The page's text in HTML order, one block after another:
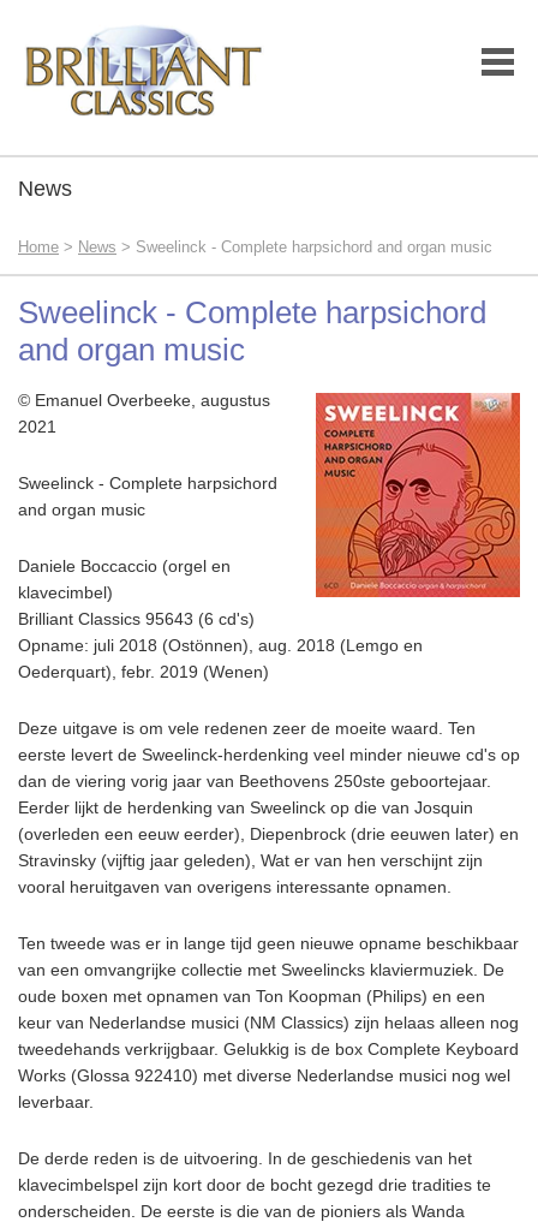
News
Home > News > Sweelinck - Complete harpsichord and organ music
Sweelinck - Complete harpsichord
and organ music
© Emanuel Overbeeke, augustus
2021
Sweelinck - Complete harpsichord
and organ music
Daniele Boccaccio (orgel en
klavecimbel)
Brilliant Classics 95643 (6 cd's)
Opname: juli 2018 (Ostönnen), aug. 2018 (Lemgo en
Oederquart), febr. 2019 (Wenen)
Deze uitgave is om vele redenen zeer de moeite waard. Ten
eerste levert de Sweelinck-herdenking veel minder nieuwe cd's op
dan de viering vorig jaar van Beethovens 250ste geboortejaar.
Eerder lijkt de herdenking van Sweelinck op die van Josquin
(overleden een eeuw eerder), Diepenbrock (drie eeuwen later) en
Stravinsky (vijftig jaar geleden), Wat er van hen verschijnt zijn
vooral heruitgaven van overigens interessante opnamen.
Ten tweede was er in lange tijd geen nieuwe opname beschikbaar
van een omvangrijke collectie met Sweelincks klaviermuziek. De
oude boxen met opnamen van Ton Koopman (Philips) en een
keur van Nederlandse musici (NM Classics) zijn helaas alleen nog
tweedehands verkrijgbaar. Gelukkig is de box Complete Keyboard
Works (Glossa 922410) met diverse Nederlandse musici nog wel
leverbaar.
De derde reden is de uitvoering. In de geschiedenis van het
klavecimbelspel zijn kort door de bocht gezegd drie tradities te
onderscheiden. De eerste is die van de pioniers als Wanda